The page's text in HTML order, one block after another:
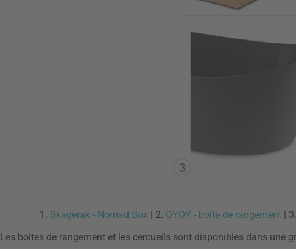
1. Skagerak - Nomad Box | 2. OYOY - boîte de rangement | 3.
Les boîtes de rangement et les cercueils sont disponibles dans une